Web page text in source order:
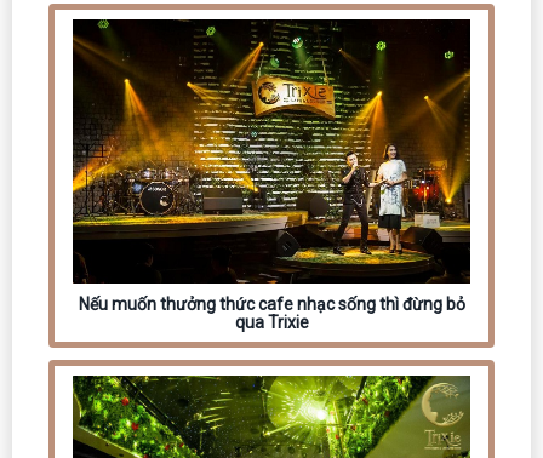
Nếu muốn thưởng thức cafe nhạc sống thì đừng bỏ
qua Trixie